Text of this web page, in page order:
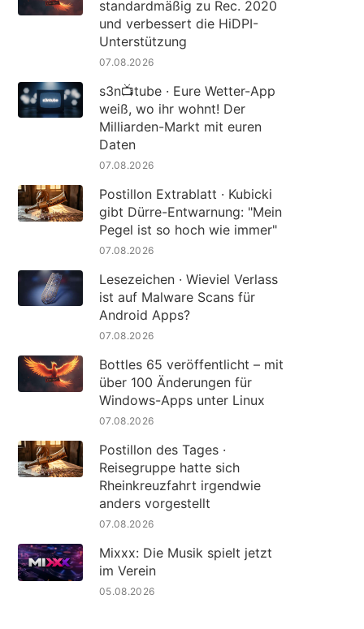
standardmäßig zu Rec. 2020
und verbessert die HiDPI-
Unterstützung
07.08.2026
s3n📺tube · Eure Wetter-App
weiß, wo ihr wohnt! Der
Milliarden-Markt mit euren
Daten
07.08.2026
Postillon Extrablatt · Kubicki
gibt Dürre-Entwarnung: "Mein
Pegel ist so hoch wie immer"
07.08.2026
Lesezeichen · Wieviel Verlass
ist auf Malware Scans für
Android Apps?
07.08.2026
Bottles 65 veröffentlicht – mit
über 100 Änderungen für
Windows-Apps unter Linux
07.08.2026
Postillon des Tages ·
Reisegruppe hatte sich
Rheinkreuzfahrt irgendwie
anders vorgestellt
07.08.2026
Mixxx: Die Musik spielt jetzt
im Verein
05.08.2026